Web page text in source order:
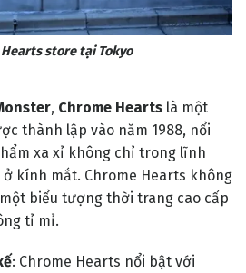
Hearts store tại Tokyo
, Chrome Hearts là một
thành lập vào năm 1988, nổi
xa xỉ không chỉ trong lĩnh
kính mắt. Chrome Hearts không
biểu tượng thời trang cao cấp
tỉ mỉ.
: Chrome Hearts nổi bật với